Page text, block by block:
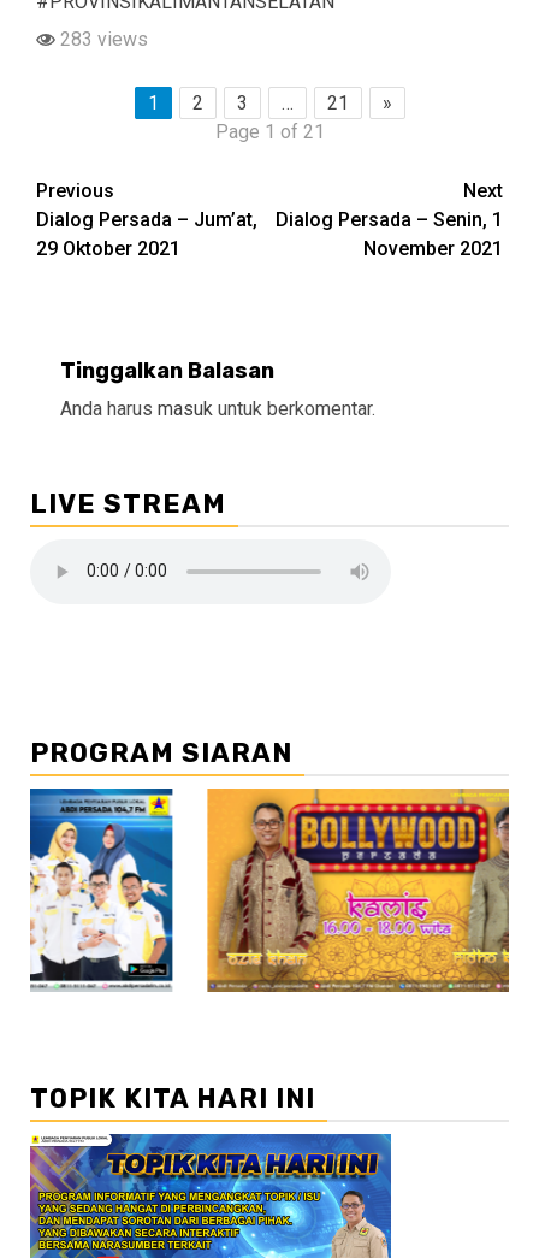
283 views
1 2 3 … 21
»
Page 1 of 21
Continue
Reading
Previous
Dialog Persada – Jum’at,
29 Oktober 2021
Next
Dialog Persada – Senin, 1
November 2021
Tinggalkan Balasan
Anda harus masuk untuk berkomentar.
LIVE STREAM
PROGRAM SIARAN
//2 //3
TOPIK KITA HARI INI